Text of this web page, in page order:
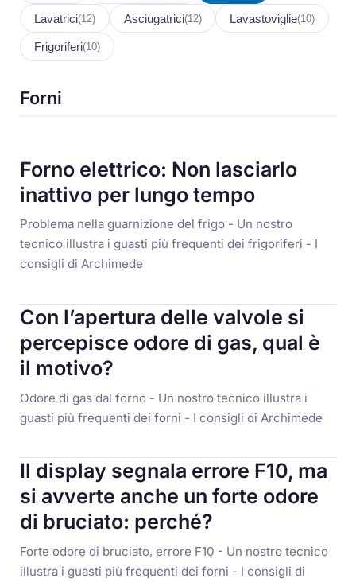
Lavatrici(12) Asciugatrici(12) Lavastoviglie(10)
Frigoriferi(10)
Forni
Forno elettrico: Non lasciarlo
inattivo per lungo tempo
Problema nella guarnizione del frigo - Un nostro
tecnico illustra i guasti più frequenti dei frigoriferi - I
consigli di Archimede
Con l’apertura delle valvole si
percepisce odore di gas, qual è
il motivo?
Odore di gas dal forno - Un nostro tecnico illustra i
guasti più frequenti dei forni - I consigli di Archimede
Il display segnala errore F10, ma
si avverte anche un forte odore
di bruciato: perché?
Forte odore di bruciato, errore F10 - Un nostro tecnico
illustra i guasti più frequenti dei forni - I consigli di